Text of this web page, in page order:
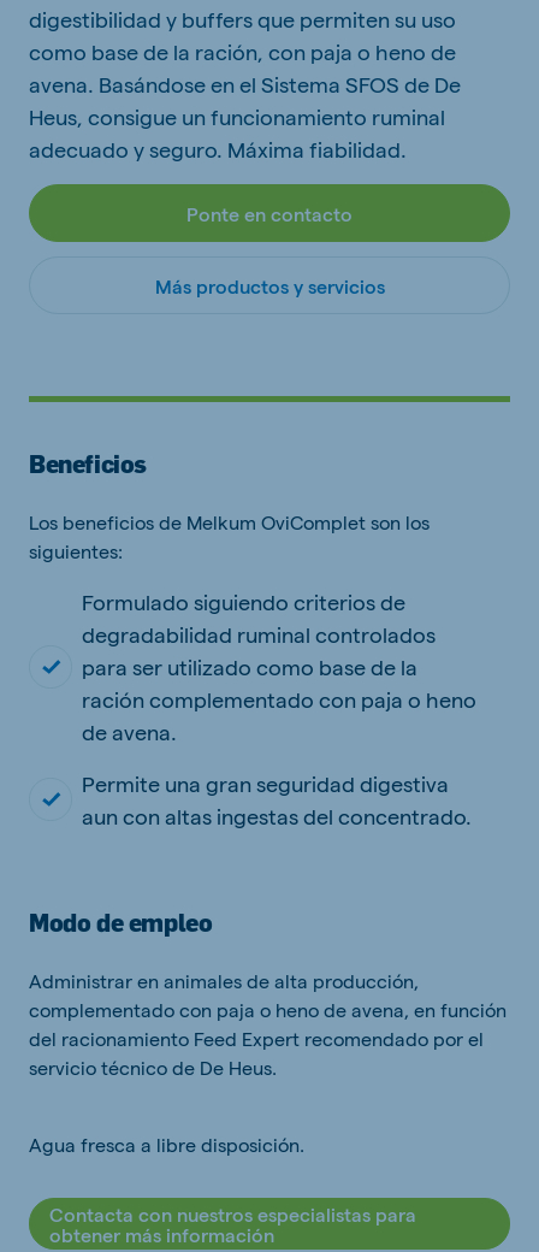
digestibilidad y buffers que permiten su uso
como base de la ración, con paja o heno de
avena. Basándose en el Sistema SFOS de De
Heus, consigue un funcionamiento ruminal
adecuado y seguro. Máxima fiabilidad.
Ponte en contacto
Más productos y servicios
Beneficios
Los beneficios de Melkum OviComplet son los
siguientes:
Formulado siguiendo criterios de
degradabilidad ruminal controlados
para ser utilizado como base de la
ración complementado con paja o heno
de avena.
Permite una gran seguridad digestiva
aun con altas ingestas del concentrado.
Modo de empleo
Administrar en animales de alta producción,
complementado con paja o heno de avena, en función
del racionamiento Feed Expert recomendado por el
servicio técnico de De Heus.
Agua fresca a libre disposición.
Contacta con nuestros especialistas para
obtener más información